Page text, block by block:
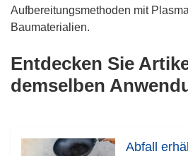
Aufbereitungsmethoden mit
Baumaterialien.
Entdecken Sie
demselben
Abfall